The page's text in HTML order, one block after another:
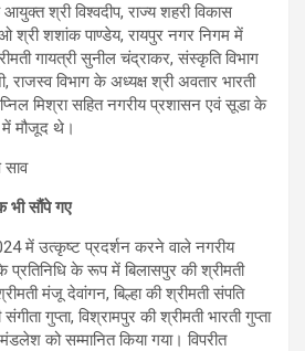
श्री विश्वदीप, राज्य शहरी विकास
शशांक पाण्डेय, रायपुर नगर निगम में
गायत्री सुनील चंद्राकर, संस्कृति विभाग
राजस्व विभाग के अध्यक्ष श्री अवतार भारती
मिश्रा सहित नगरीय प्रशासन एवं सूडा के
में मौजूद थे।
भी सौंपे गए
में उत्कृष्ट प्रदर्शन करने वाले नगरीय
प्रतिनिधि के रूप में बिलासपुर की श्रीमती
मंजू देवांगन, बिल्हा की श्रीमती संपति
गुप्ता, विश्रामपुर की श्रीमती भारती गुप्ता
को सम्मानित किया गया। विपरीत